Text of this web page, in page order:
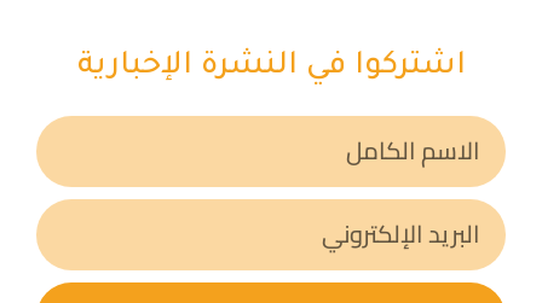
اشتركوا في النشرة الإخبارية